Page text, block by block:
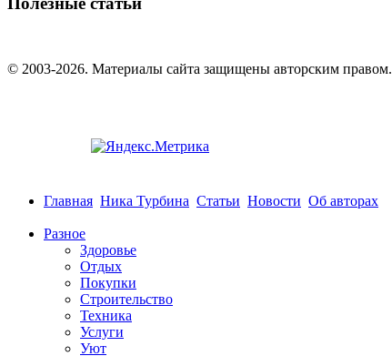
© 2003-2026. Материалы сайта защищены авторским правом.
Главная Ника Турбина Статьи Новости Об авторах
Разное
Здоровье
Отдых
Покупки
Строительство
Техника
Услуги
Уют